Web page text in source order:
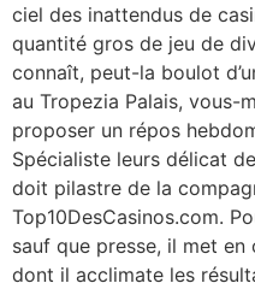
ciel des inattendus de
quantité gros de jeu de
connaît, peut-la boulot
au Tropezia Palais, vous-
proposer un répos
Spécialiste leurs délicat
doit pilastre de la
Top10DesCasinos.com.
sauf que presse, il met en
dont il acclimate les